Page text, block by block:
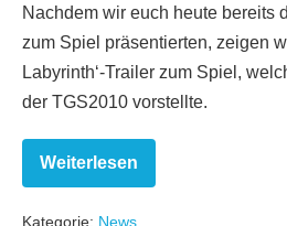
Nachdem wir euch heute bereits
zum Spiel präsentierten, zeigen
Labyrinth‘-Trailer zum Spiel,
der TGS2010 vorstellte.
Weiterlesen
Lost
Labyrinth-
Kategorie: News